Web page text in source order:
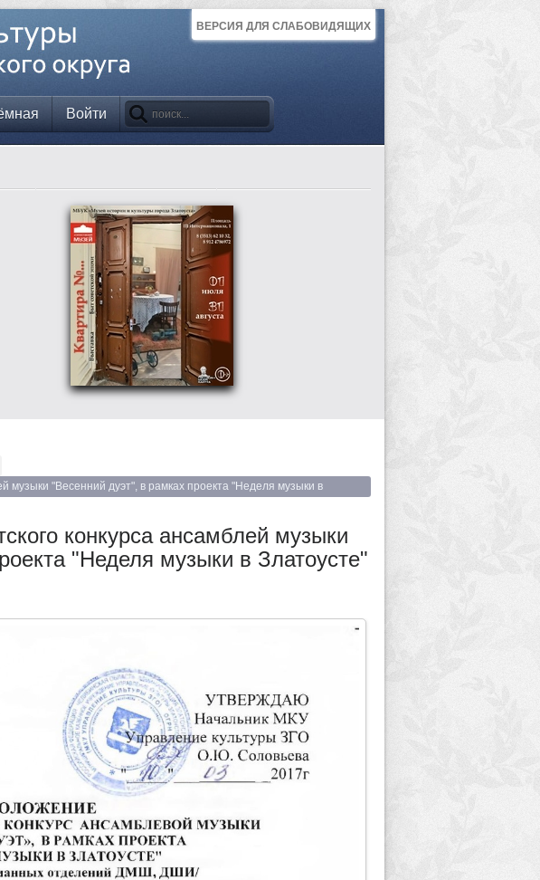
ВЕРСИЯ ДЛЯ СЛАБОВИДЯЩИХ
Войти
музыки "Весенний дуэт", в рамках проекта "Неделя музыки в
конкурса ансамблей музыки
"Неделя музыки в Златоусте"